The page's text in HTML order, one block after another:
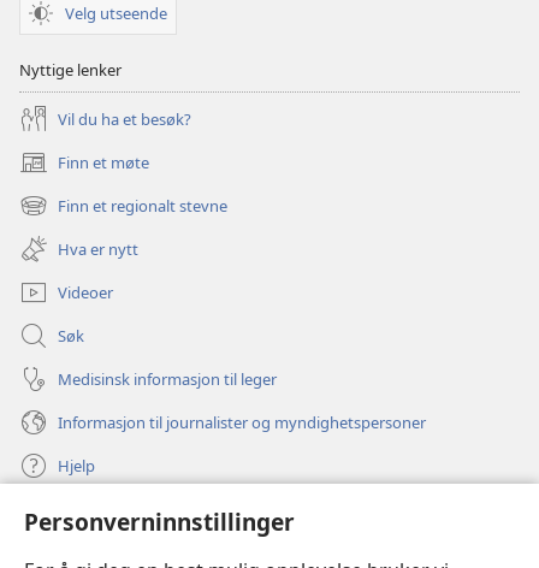
Personverninnstillinger
Velg utseende
Nyttige lenker
Vil du ha et besøk?
Finn et møte
(åpner
nytt
vindu)
Finn et regionalt stevne
(åpner
nytt
vindu)
Hva er nytt
Videoer
Søk
Medisinsk informasjon til leger
Informasjon til journalister og myndighetspersoner
Hjelp
Bidrag
(åpner
nytt